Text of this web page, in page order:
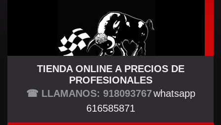
TU TIENDA TUNING
TIENDA ONLINE A PRECIOS DE
PROFESIONALES
☎ LLAMANOS: 918093767whatsapp
616585871